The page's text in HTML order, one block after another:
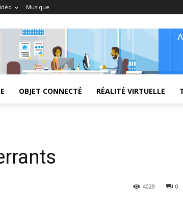
Musique
OBJET CONNECTÉ RÉALITÉ VIRTUELLE
0
4029